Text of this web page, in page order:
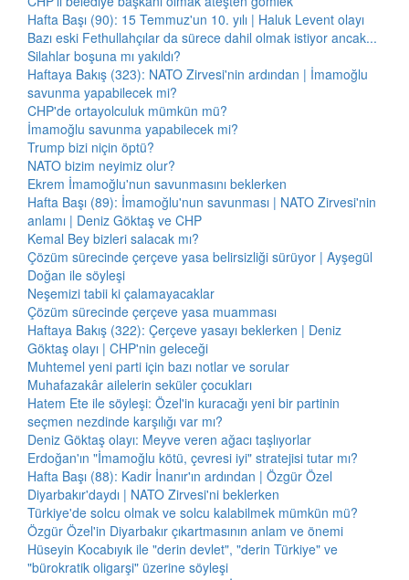
Hafta Başı (90): 15 Temmuz'un 10. yılı | Haluk Levent olayı
Bazı eski Fethullahçılar da sürece dahil olmak istiyor ancak...
Silahlar boşuna mı yakıldı?
Haftaya Bakış (323): NATO Zirvesi'nin ardından | İmamoğlu
savunma yapabilecek mi?
CHP'de ortayolculuk mümkün mü?
İmamoğlu savunma yapabilecek mi?
Trump bizi niçin öptü?
NATO bizim neyimiz olur?
Ekrem İmamoğlu'nun savunmasını beklerken
Hafta Başı (89): İmamoğlu'nun savunması | NATO Zirvesi'nin
anlamı | Deniz Göktaş ve CHP
Kemal Bey bizleri salacak mı?
Çözüm sürecinde çerçeve yasa belirsizliği sürüyor | Ayşegül
Doğan ile söyleşi
Neşemizi tabii ki çalamayacaklar
Çözüm sürecinde çerçeve yasa muamması
Haftaya Bakış (322): Çerçeve yasayı beklerken | Deniz
Göktaş olayı | CHP'nin geleceği
Muhtemel yeni parti için bazı notlar ve sorular
Muhafazakâr ailelerin seküler çocukları
Hatem Ete ile söyleşi: Özel'in kuracağı yeni bir partinin
seçmen nezdinde karşılığı var mı?
Deniz Göktaş olayı: Meyve veren ağacı taşlıyorlar
Erdoğan'ın "İmamoğlu kötü, çevresi iyi" stratejisi tutar mı?
Hafta Başı (88): Kadir İnanır'ın ardından | Özgür Özel
Diyarbakır'daydı | NATO Zirvesi'ni beklerken
Türkiye'de solcu olmak ve solcu kalabilmek mümkün mü?
Özgür Özel'in Diyarbakır çıkartmasının anlam ve önemi
Hüseyin Kocabıyık ile "derin devlet", "derin Türkiye" ve
"bürokratik oligarşi" üzerine söyleşi